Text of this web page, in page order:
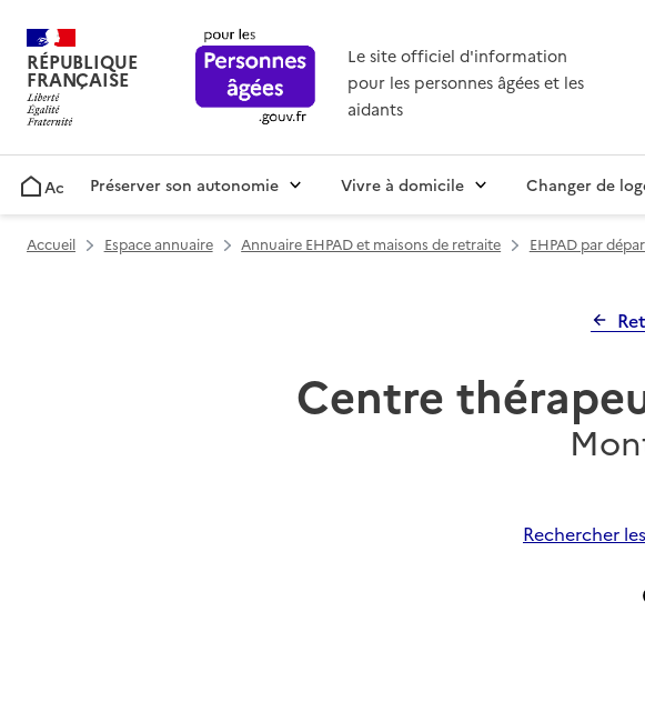
RÉPUBLIQUE
FRANÇAISE
Le site officiel d'information
pour les personnes âgées et les
aidants
AccueilPréserver son autonomie Vivre à domicile Changer de
Accueil Espace annuaire Annuaire EHPAD et maisons de retraite EHPAD par
Centre
Rechercher